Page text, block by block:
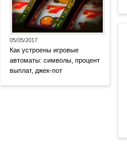
05/05/2017
Как устроены игровые
автоматы: символы, процент
выплат, джек-пот